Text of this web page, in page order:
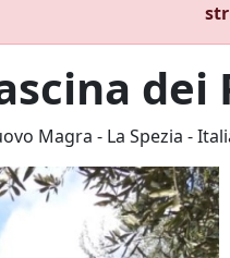
dei
Magra - La Spezia -